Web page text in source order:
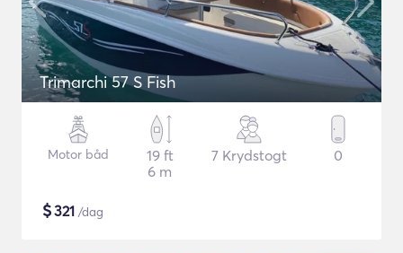
Trimarchi 57 S Fish
Motor båd
19 ft
6 m
7 Krydstogt 0
$321 /dag